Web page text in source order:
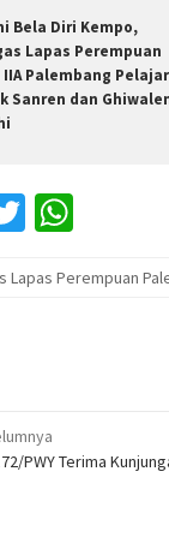
Bela Diri Kempo,
Lapas Perempuan
IIA Palembang
Sanren dan
Twitter
Lapas Perempuan
PWY Terima